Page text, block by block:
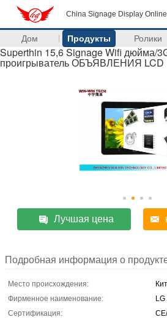
China Signage Display
Дом Продукты Ролики
Superthin 15,6 Signage Wifi дюйма/
проигрыватель ОБЪЯВЛЕНИЯ LCD
Лучшая цена
Подробная информация о
Место происхождения:
Фирменное наименование:
Сертификация: